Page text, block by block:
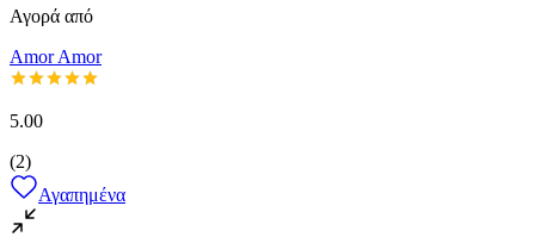
Αγορά από
Amor Amor
5.00
(2)
Αγαπημένα